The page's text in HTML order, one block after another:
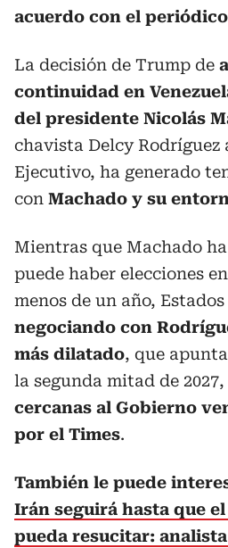
acuerdo con el periódico
La decisión de Trump de
continuidad en
del presidente Nicolás
chavista Delcy Rodríguez
Ejecutivo, ha generado
con Machado y su
Mientras que Machado
puede haber elecciones
menos de un año,
negociando con
más dilatado, que
la segunda mitad de 2027,
cercanas al Gobierno
por el Times.
También le puede
Irán seguirá hasta que
pueda resucitar: